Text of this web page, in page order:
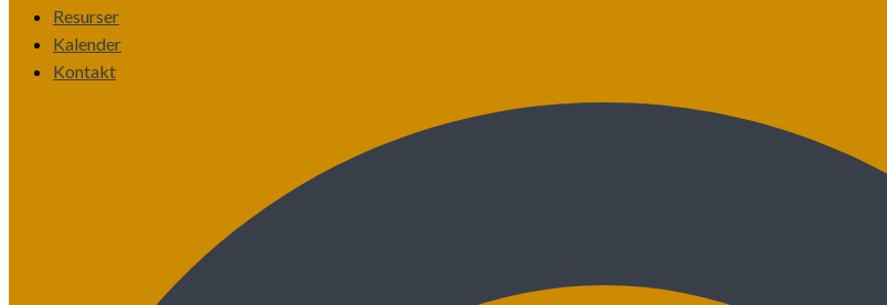
Resurser
Kalender
Kontakt